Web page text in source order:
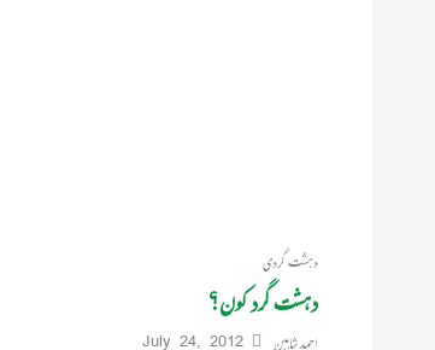
دہشت گردی
دہشت گرد کون؟
احمد شاہین July 24, 2012